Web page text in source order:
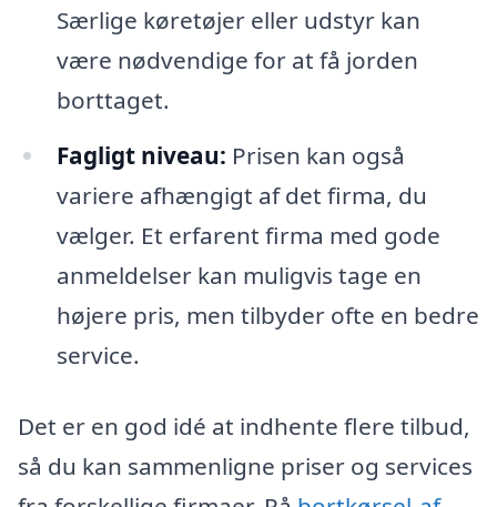
Særlige køretøjer eller udstyr kan
være nødvendige for at få jorden
borttaget.
Fagligt niveau: Prisen kan også
variere afhængigt af det firma, du
vælger. Et erfarent firma med gode
anmeldelser kan muligvis tage en
højere pris, men tilbyder ofte en bedre
service.
Det er en god idé at indhente flere tilbud,
så du kan sammenligne priser og services